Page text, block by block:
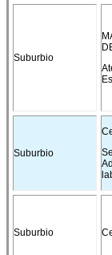
Suburbio
Suburbio
Suburbio